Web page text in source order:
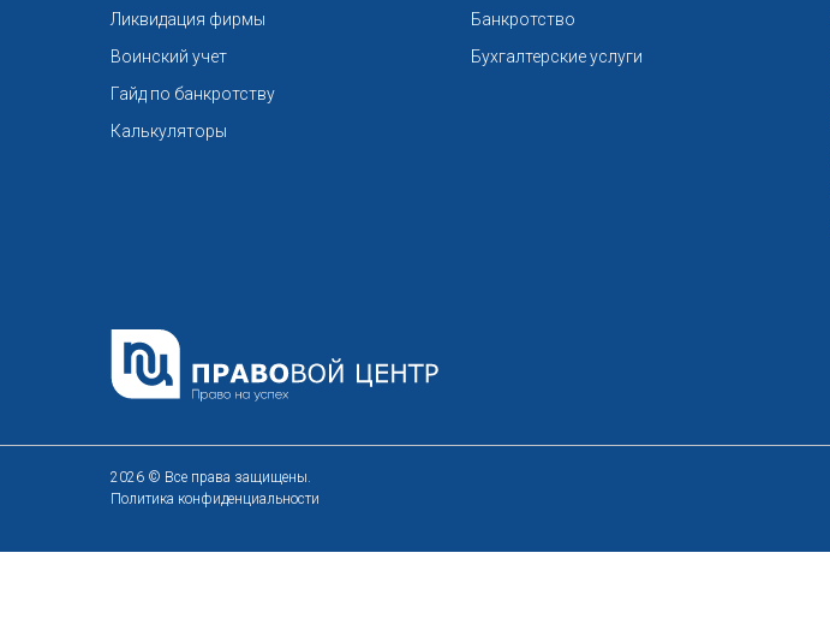
Ликвидация фирмы
Воинский учет
Гайд по банкротству
Калькуляторы
Банкротство
Бухгалтерские услуги
2026 © Все права защищены.
Политика конфиденциальности